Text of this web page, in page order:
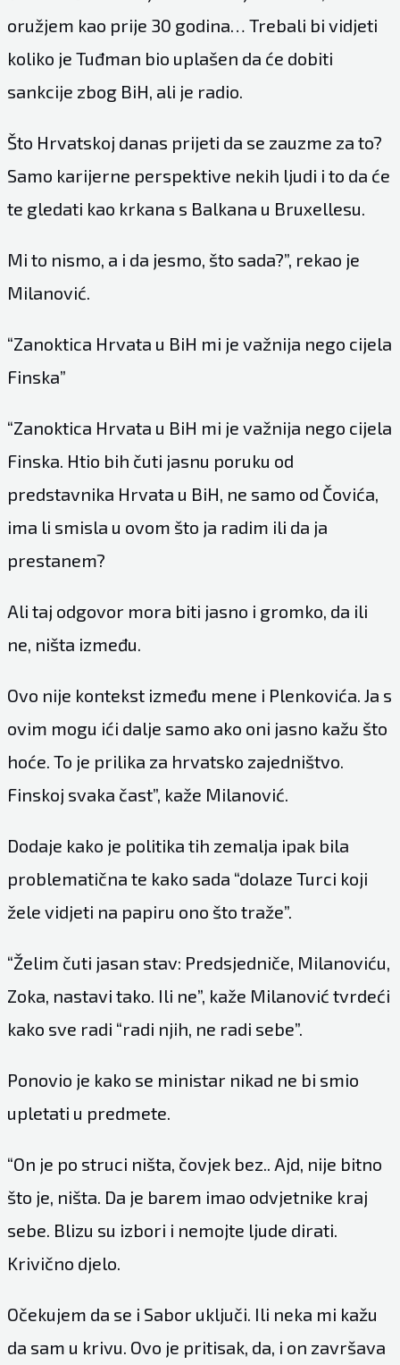
oružjem kao prije 30 godina… Trebali bi vidjeti
koliko je Tuđman bio uplašen da će dobiti
sankcije zbog BiH, ali je radio.
Što Hrvatskoj danas prijeti da se zauzme za to?
Samo karijerne perspektive nekih ljudi i to da će
te gledati kao krkana s Balkana u Bruxellesu.
Mi to nismo, a i da jesmo, što sada?”, rekao je
Milanović.
“Zanoktica Hrvata u BiH mi je važnija nego cijela
Finska”
“Zanoktica Hrvata u BiH mi je važnija nego cijela
Finska. Htio bih čuti jasnu poruku od
predstavnika Hrvata u BiH, ne samo od Čovića,
ima li smisla u ovom što ja radim ili da ja
prestanem?
Ali taj odgovor mora biti jasno i gromko, da ili
ne, ništa između.
Ovo nije kontekst između mene i Plenkovića. Ja s
ovim mogu ići dalje samo ako oni jasno kažu što
hoće. To je prilika za hrvatsko zajedništvo.
Finskoj svaka čast”, kaže Milanović.
Dodaje kako je politika tih zemalja ipak bila
problematična te kako sada “dolaze Turci koji
žele vidjeti na papiru ono što traže”.
“Želim čuti jasan stav: Predsjedniče, Milanoviću,
Zoka, nastavi tako. Ili ne”, kaže Milanović tvrdeći
kako sve radi “radi njih, ne radi sebe”.
Ponovio je kako se ministar nikad ne bi smio
upletati u predmete.
“On je po struci ništa, čovjek bez.. Ajd, nije bitno
što je, ništa. Da je barem imao odvjetnike kraj
sebe. Blizu su izbori i nemojte ljude dirati.
Krivično djelo.
Očekujem da se i Sabor uključi. Ili neka mi kažu
da sam u krivu. Ovo je pritisak, da, i on završava